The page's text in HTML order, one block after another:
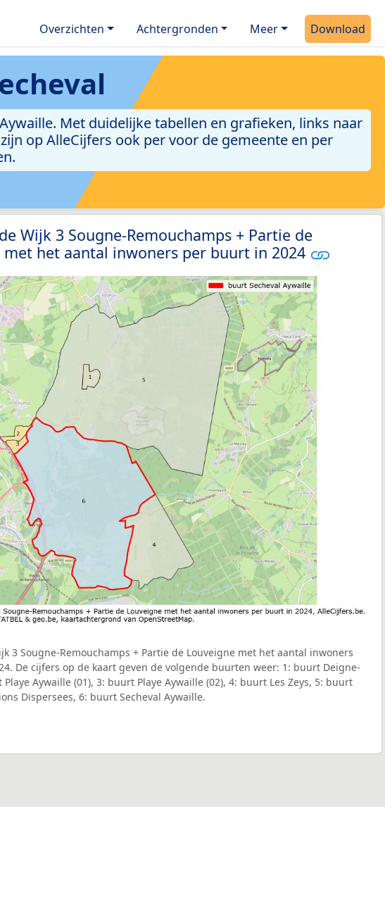
Overzichten Achtergronden Meer Download
Met duidelijke tabellen en grafieken, links naar
op AlleCijfers ook per voor de gemeente en per
Wijk 3 Sougne-Remouchamps + Partie de
met het aantal inwoners per buurt in 2024
3 Sougne-Remouchamps + Partie de Louveigne met het aantal inwoners
De cijfers op de kaart geven de volgende buurten weer: 1: buurt Deigne-
Aywaille (01), 3: buurt Playe Aywaille (02), 4: buurt Les Zeys, 5: buurt
Dispersees, 6: buurt Secheval Aywaille.